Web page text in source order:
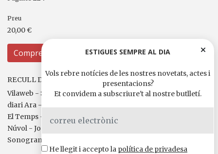
Preu
20,00 €
Compreu
RECULL DE PREMSA I MITJANS
Vilaweb - Sebastià Bennasar
diari Ara - Pere Antoni Pons
El Temps - Àlex Milian
Núvol - Joan Simó
Sonograma - Marçal Borotau
ESTIGUES SEMPRE AL DIA
Vols rebre notícies de les nostres novetats, actes i
presentacions?
Et convidem a subscriure't al nostre butlletí.
He llegit i accepto la política de privadesa